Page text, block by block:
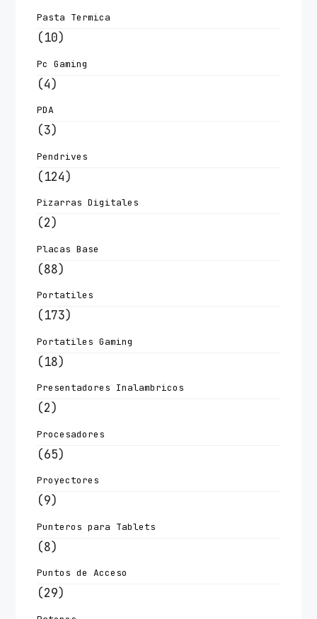
Pasta Termica
(10)
Pc Gaming
(4)
PDA
(3)
Pendrives
(124)
Pizarras Digitales
(2)
Placas Base
(88)
Portatiles
(173)
Portatiles Gaming
(18)
Presentadores Inalambricos
(2)
Procesadores
(65)
Proyectores
(9)
Punteros para Tablets
(8)
Puntos de Acceso
(29)